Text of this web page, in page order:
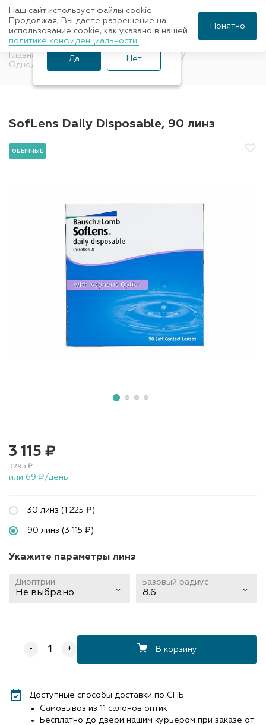
Главная Контактные линзы
Обычные
Однодневные
SofLens Daily Disposable, 90 линз
ОБЫЧНЫЕ
3 115 ₽
3295 ₽
или 69 ₽/день
30 линз (1 225 ₽)
90 линз (3 115 ₽)
Укажите параметры линз
Диоптрии
Не выбрано
Базовый радиус
8.6
- + В корзину
Доступные способы доставки по СПБ:
Самовывоз из 11 салонов оптик
Бесплатно до двери нашим курьером при заказе от
Ваш город Санкт-
Петербург?
Да Нет
Наш сайт использует файлы cookie.
Продолжая, Вы даете разрешение на
использование cookie, как указано в нашей
политике конфиденциальности.
Понятно